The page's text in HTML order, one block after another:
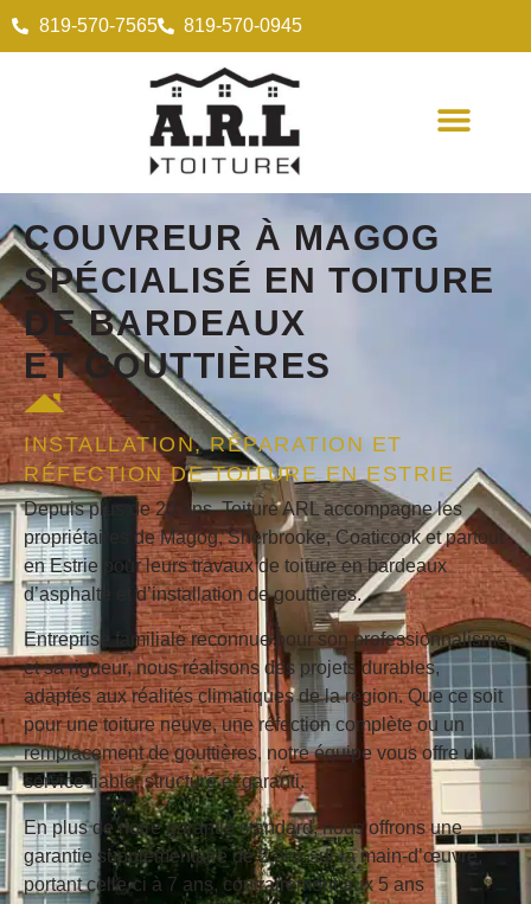
819-570-7565 819-570-0945
COUVREUR À MAGOG
SPÉCIALISÉ EN TOITURE
DE BARDEAUX
ETGOUTTIÈRES
INSTALLATION, RÉPARATION ET
RÉFECTION DE TOITURE EN ESTRIE
Depuis plus de 20 ans, Toiture ARL accompagne les
propriétaires de Magog, Sherbrooke, Coaticook et partout
en Estrie pour leurs travaux de toiture en bardeaux
d’asphalte et d’installation de gouttières.
Entreprise familiale reconnue pour son professionnalisme
et sa rigueur, nous réalisons des projets durables,
adaptés aux réalités climatiques de la région. Que ce soit
pour une toiture neuve, une réfection complète ou un
remplacement de gouttières, notre équipe vous offre un
service fiable, structuré et garanti.
En plus de notre garantie standard, nous offrons une
garantie supplémentaire de 2 ans sur la main-d’œuvre,
portant celle-ci à 7 ans, contrairement aux 5 ans